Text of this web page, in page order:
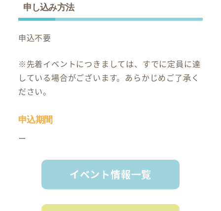
申し込み方法
申込不要
※先着イベントにつきましては、すでに定員に達
している場合がございます。あらかじめご了承く
ださい。
申込期間
ー
イベント情報一覧